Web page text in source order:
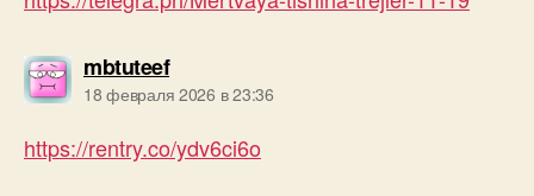
mbtuteefпишет:
18 февраля 2026 в 23:36
https://rentry.co/ydv6ci6o